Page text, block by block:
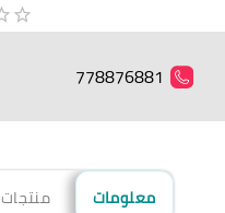
778876881
معلومات منتجات